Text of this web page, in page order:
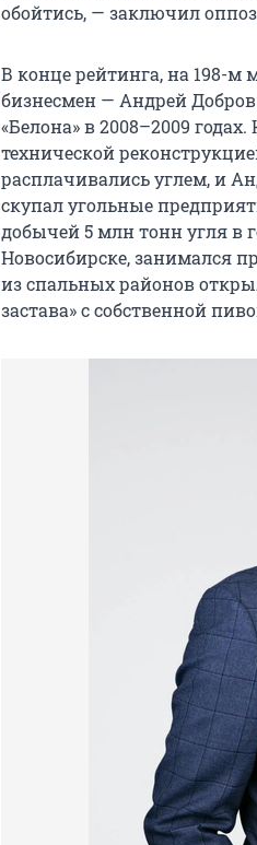
обойтись, — заключил
В конце рейтинга, на 198-м
бизнесмен — Андрей
«Белона» в 2008–2009
технической
расплачивались углем, и
скупал угольные
добычей 5 млн тонн угля в
Новосибирске, занимался
из спальных районов
застава» с собственной